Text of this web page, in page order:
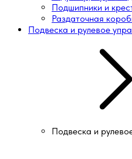
Подшипники и
Раздаточная
Подвеска и рулевое
Подвеска и